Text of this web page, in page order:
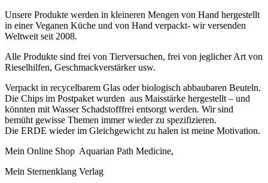
Unsere Produkte werden in kleineren Mengen von Hand hergestellt
in einer Veganen Küche und von Hand verpackt- wir versenden
Weltweit seit 2008.
Alle Produkte sind frei von Tierversuchen, frei von jeglicher Art von
Rieselhilfen, Geschmackverstärker usw.
Verpackt in recycelbarem Glas oder biologisch abbaubaren Beuteln.
Die Chips im Postpaket wurden aus Maisstärke hergestellt – und
könnten mit Wasser Schadstofffrei entsorgt werden. Wir sind
bemüht gewisse Themen immer wieder zu spezifizieren.
Die ERDE wieder im Gleichgewicht zu halen ist meine Motivation.
Mein Online Shop Aquarian Path Medicine,
Mein Sternenklang Verlag